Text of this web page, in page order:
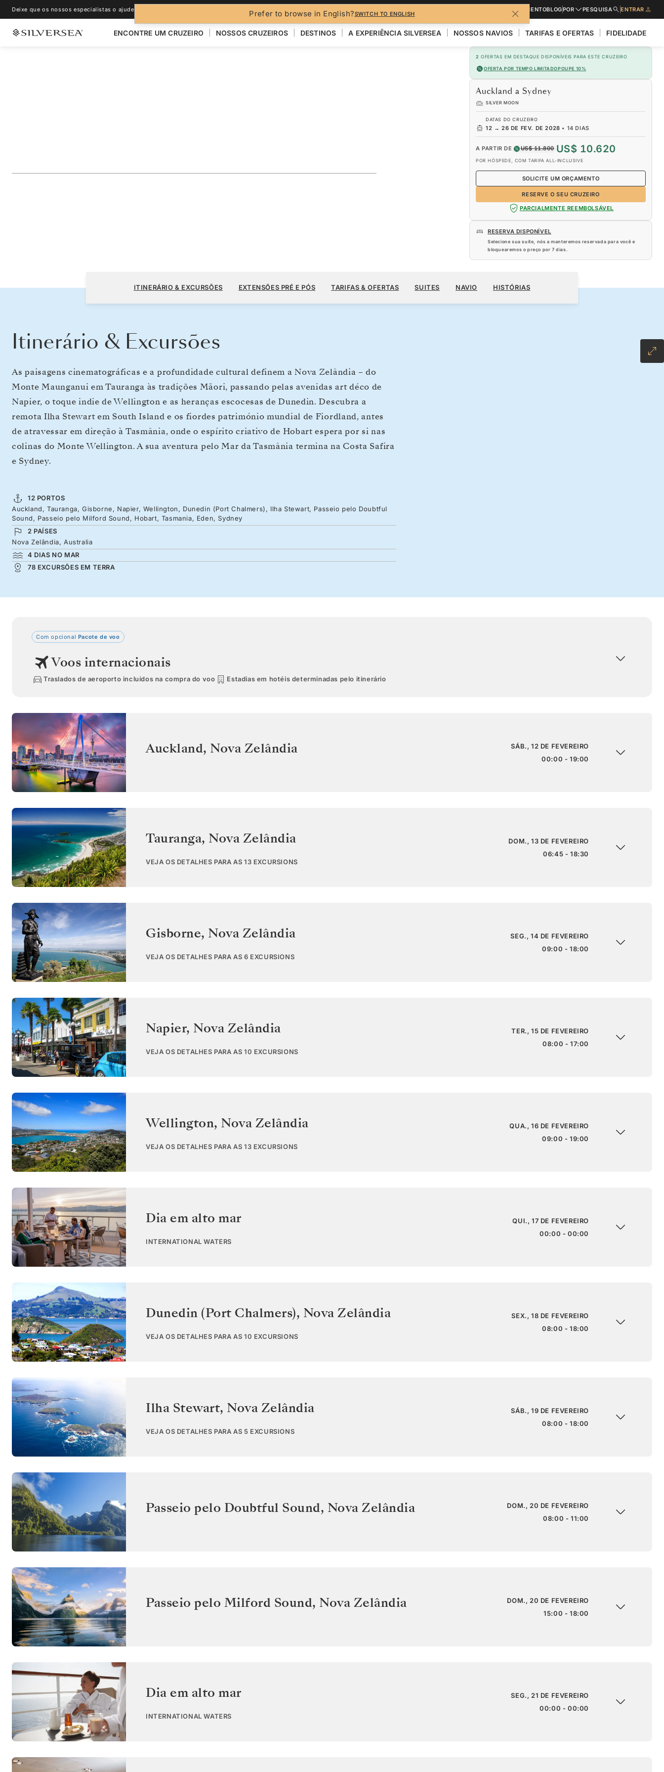
Prefer to browse in English?SWITCH TO ENGLISH
Deixe que os nossos especialistas o ajudem. PEDIR UM ORÇAMENTOBLOGPOR PESQUISA ENTRAR
ENCONTRE UM CRUZEIRO NOSSOS CRUZEIROS DESTINOS A EXPERIÊNCIA SILVERSEA NOSSOS NAVIOS TARIFAS E OFERTAS FIDELIDADE
2 OFERTAS EM DESTAQUE DISPONÍVEIS PARA ESTE CRUZEIRO
OFERTA POR TEMPO LIMITADOPOUPE 10%
Auckland a Sydney
SILVER MOON
DATAS DO CRUZEIRO
12 → 26 DE FEV. DE 2028 • 14 DIAS
A PARTIR DE US$ 11.800 US$ 10.620
POR HÓSPEDE, COM TARIFA ALL-INCLUSIVE
RESERVE O SEU CRUZEIRO
SOLICITE UM ORÇAMENTO
PARCIALMENTE REEMBOLSÁVEL
RESERVA DISPONÍVEL
Selecione sua suíte, nós a manteremos reservada para você e
bloquearemos o preço por 7 dias.
Auckland a Sydney
14 DIAS
POR HÓSPEDE, COM TARIFA ALL-INCLUSIVE
RESERVE O SEU CRUZEIRO
ITINERÁRIO & EXCURSÕES EXTENSÕES PRÉ E PÓS TARIFAS & OFERTAS SUITES NAVIO HISTÓRIAS
Itinerário & Excursões
As paisagens cinematográficas e a profundidade cultural definem a Nova Zelândia – do
Monte Maunganui em Tauranga às tradições Māori, passando pelas avenidas art déco de
Napier, o toque indie de Wellington e as heranças escocesas de Dunedin. Descubra a
remota Ilha Stewart em South Island e os fiordes património mundial de Fiordland, antes
de atravessar em direção à Tasmânia, onde o espírito criativo de Hobart espera por si nas
colinas do Monte Wellington. A sua aventura pelo Mar da Tasmânia termina na Costa Safira
e Sydney.
12 PORTOS
Auckland, Tauranga, Gisborne, Napier, Wellington, Dunedin (Port Chalmers), Ilha Stewart, Passeio pelo Doubtful
Sound, Passeio pelo Milford Sound, Hobart, Tasmania, Eden, Sydney
2 PAÍSES
Nova Zelândia, Australia
4 DIAS NO MAR
78 EXCURSÕES EM TERRA
Com opcional Pacote de voo
Voos internacionais
Traslados de aeroporto incluídos na compra do voo Estadias em hotéis determinadas pelo itinerário
Auckland, Nova Zelândia
SÁB., 12 DE FEVEREIRO
00:00 - 19:00
Tauranga, Nova Zelândia
VEJA OS DETALHES PARA AS 13 EXCURSIONS
DOM., 13 DE FEVEREIRO
06:45 - 18:30
Gisborne, Nova Zelândia
VEJA OS DETALHES PARA AS 6 EXCURSIONS
SEG., 14 DE FEVEREIRO
09:00 - 18:00
Napier, Nova Zelândia
VEJA OS DETALHES PARA AS 10 EXCURSIONS
TER., 15 DE FEVEREIRO
08:00 - 17:00
Wellington, Nova Zelândia
VEJA OS DETALHES PARA AS 13 EXCURSIONS
QUA., 16 DE FEVEREIRO
09:00 - 19:00
Dia em alto mar
INTERNATIONAL WATERS
QUI., 17 DE FEVEREIRO
00:00 - 00:00
Dunedin (Port Chalmers), Nova Zelândia
VEJA OS DETALHES PARA AS 10 EXCURSIONS
SEX., 18 DE FEVEREIRO
08:00 - 18:00
Ilha Stewart, Nova Zelândia
VEJA OS DETALHES PARA AS 5 EXCURSIONS
SÁB., 19 DE FEVEREIRO
08:00 - 18:00
Passeio pelo Doubtful Sound, Nova Zelândia
DOM., 20 DE FEVEREIRO
08:00 - 11:00
Passeio pelo Milford Sound, Nova Zelândia
DOM., 20 DE FEVEREIRO
15:00 - 18:00
Dia em alto mar
INTERNATIONAL WATERS
SEG., 21 DE FEVEREIRO
00:00 - 00:00